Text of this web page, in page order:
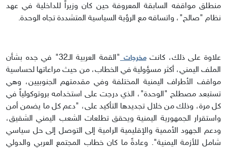
منطلق مواقفه السابقة المعروفة حين كان وزيراً للداخلية في عهد
نظام "صالح"، واتساقه مع الرؤية السياسية المتشددة تجاه الوحدة.
علاوة على ذلك، كانتمخرجات
"القمة العربية الـ32" في جده بشأن
الملف اليمني، أكثر مسؤولية في الخطاب، من حيث مراعاتها لحساسية
مواقف الأطراف اليمنية المختلفة وفي مقدمتهم الجنوبيين، وهي
تستبعد مصطلح "الوحدة"، الذي درجت على استخدامه بروتوكولياً في
كل مرة، وذلك من خلال تجديدها التأكيد على، "دعم كل ما يضمن أمن
واستقرار الجمهورية اليمنية ويحقق تطلعات الشعب اليمني الشقيق،
ودعم الجهود الأممية والإقليمية الرامية إلى التوصل إلى حل سياسي
شامل للأزمة اليمنية". وعادةً ما كان خطاب المجتمع العربي والدولي